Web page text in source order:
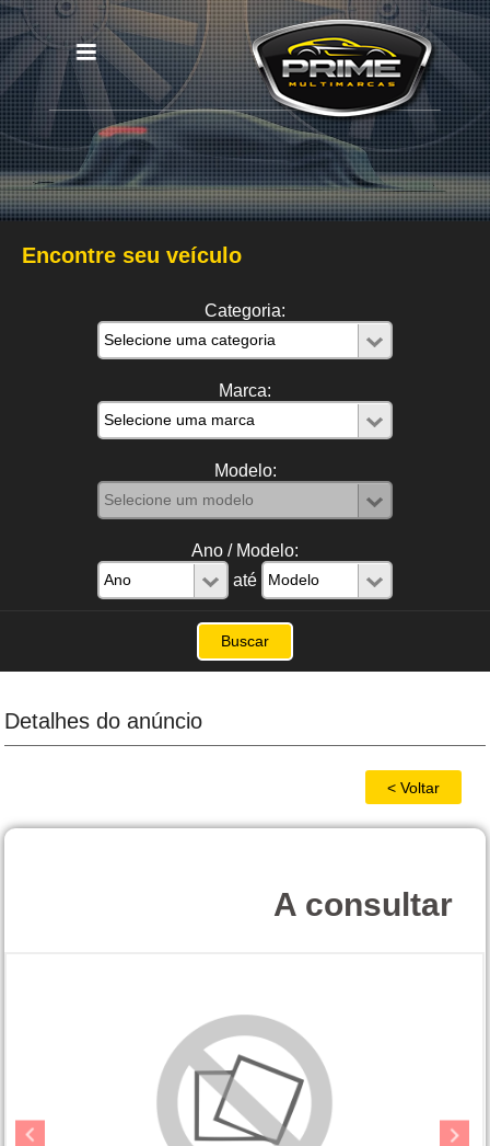
Encontre seu veículo
Categoria:
Marca:
Modelo:
Ano / Modelo:
até
Detalhes do anúncio
A consultar